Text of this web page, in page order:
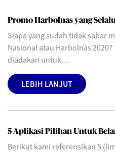
Promo Harbolnas yang
Siapa yang sudah tidak sabar
Nasional atau Harbolnas
diadakan untuk…
LEBIH LANJUT
5 Aplikasi Pilihan Untuk
Berikut kami referensikan 5